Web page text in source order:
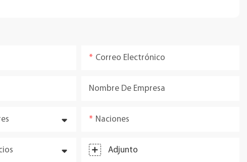
Correo Electrónico
Nombre De Empresa
Naciones
Adjunto